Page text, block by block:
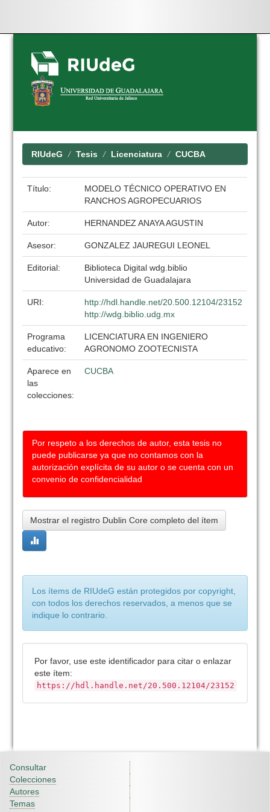
Skip
navigation
RIUdeG Tesis Licenciatura CUCBA
Título:
MODELO TÉCNICO OPERATIVO EN
RANCHOS AGROPECUARIOS
Autor: HERNANDEZ ANAYA AGUSTIN
Asesor: GONZALEZ JAUREGUI LEONEL
Editorial:
Biblioteca Digital wdg.biblio
Universidad de Guadalajara
URI:
http://hdl.handle.net/20.500.12104/23152
http://wdg.biblio.udg.mx
Programa
educativo:
LICENCIATURA EN INGENIERO
AGRONOMO ZOOTECNISTA
Aparece en
las
colecciones:
CUCBA
Por respeto a los derechos de autor, esta tesis no
puede publicarse ya que no contamos con la
autorización explícita de su autor o se cuenta con un
convenio de confidencialidad
Mostrar el registro Dublin Core completo del ítem
Los ítems de RIUdeG están protegidos por copyright,
con todos los derechos reservados, a menos que se
indique lo contrario.
Por favor, use este identificador para citar o enlazar
este ítem:
https://hdl.handle.net/20.500.12104/23152
Consultar
Colecciones
Autores
Temas